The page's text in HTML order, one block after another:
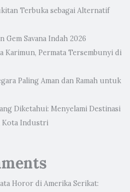
Terbuka sebagai Alternatif
Gem Savana Indah 2026
Karimun, Permata Tersembunyi di
Paling Aman dan Ramah untuk
Diketahui: Menyelami Destinasi
Kota Industri
Horor di Amerika Serikat: